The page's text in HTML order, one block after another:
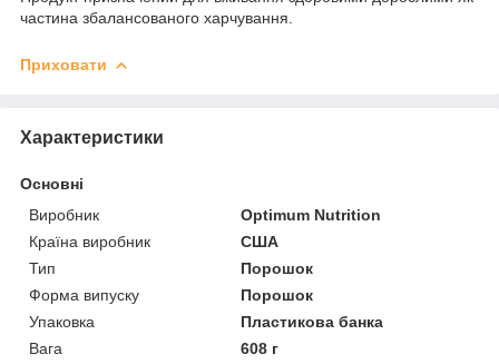
частина збалансованого харчування.
Приховати
Характеристики
Основні
Виробник
Optimum Nutrition
Країна виробник
США
Тип
Порошок
Форма випуску
Порошок
Упаковка
Пластикова банка
Вага
608 г